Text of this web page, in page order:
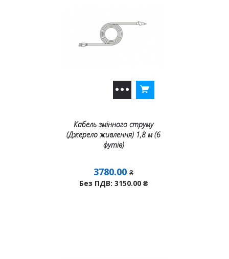
Кабель змінного струму
(Джерело живлення) 1,8 м (6
футів)
3780.00 ₴
Без ПДВ: 3150.00 ₴